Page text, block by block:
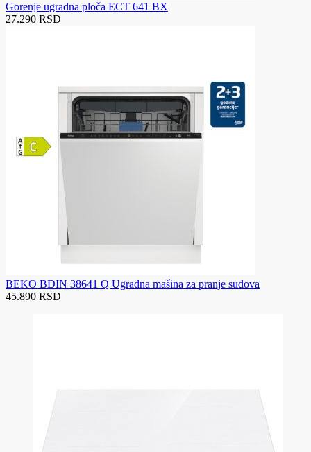
Gorenje ugradna ploča ECT 641 BX
27.290 RSD
BEKO BDIN 38641 Q Ugradna mašina za pranje sudova
45.890 RSD